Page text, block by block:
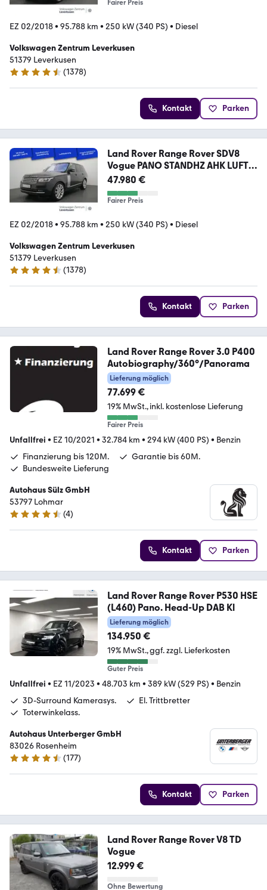
Fairer Preis
EZ 02/2018• 95.788 km • 250 kW (340 PS) • Diesel
Volkswagen Zentrum Leverkusen
51379 Leverkusen
4.4 Sterne
(1378)
Kontakt Parken
Land Rover Range Rover SDV8
Vogue PANO STANDHZ AHK LUFT
ACC
47.980 €
Fairer Preis
EZ 02/2018• 95.788 km • 250 kW (340 PS) • Diesel
Volkswagen Zentrum Leverkusen
51379 Leverkusen
4.4 Sterne
(1378)
Kontakt Parken
Land Rover Range Rover 3.0 P400
Autobiography/360°/Panorama
Lieferung möglich
77.699 €
19% MwSt. inkl. kostenlose Lieferung
Fairer Preis
Unfallfrei • EZ 10/2021 • 32.784 km • 294 kW (400 PS) • Benzin
Finanzierung bis 120M.
Garantie bis 60M.
Bundesweite Lieferung
Autohaus Sülz GmbH
53797 Lohmar
4.6 Sterne
(4)
Kontakt Parken
Land Rover Range Rover P530 HSE
(L460) Pano. Head-Up DAB Kl
Lieferung möglich
134.950 €
19% MwSt. ggf. zzgl. Lieferkosten
Guter Preis
Unfallfrei • EZ 11/2023 • 48.703 km • 389 kW (529 PS) • Benzin
3D-Surround Kamerasys.
El. Trittbretter
Toterwinkelass.
Autohaus Unterberger GmbH
83026 Rosenheim
4.4 Sterne
(177)
Kontakt Parken
Land Rover Range Rover V8 TD
Vogue
12.999 €
Ohne Bewertung